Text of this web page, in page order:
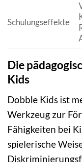
Schulungseffekte
Die
Kids
Dobble Kids ist
Werkzeug zur
Fähigkeiten bei
spielerische